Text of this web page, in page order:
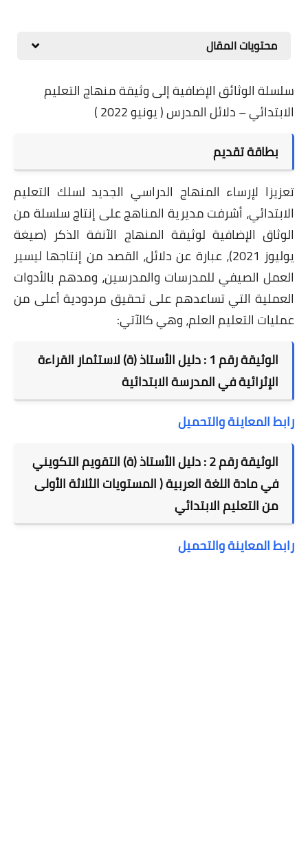
محتويات المقال
سلسلة الوثائق الإضافية إلى وثيقة منهاج التعليم
الابتدائي – دلائل المدرس ( يونيو 2022 )
بطاقة تقديم
تعزيزا لإرساء المنهاج الدراسي الجديد لسلك التعليم
الابتدائي، أشرفت مديرية المناهج على إنتاج سلسلة من
الوثاق الإضافية لوثيقة المنهاج الآنفة الذكر (صيغة
يوليوز 2021)، عبارة عن دلائل، القصد من إنتاجها ليسير
العمل الصيفي للمدرسات والمدرسين، ومدهم بالأدوات
العملية التي تساعدهم على تحقيق مردودية أعلى من
عمليات التعليم العلم، وهي كالآتي:
الوثيقة رقم 1 : دليل الأستاذ (ة) لاستثمار القراءة
الإثرائية في المدرسة الابتدائية
رابط المعاينة والتحميل
الوثيقة رقم 2 : دليل الأستاذ (ة) التقويم التكويني
في مادة اللغة العربية ( المستويات الثلاثة الأولى
من التعليم الابتدائي
رابط المعاينة والتحميل